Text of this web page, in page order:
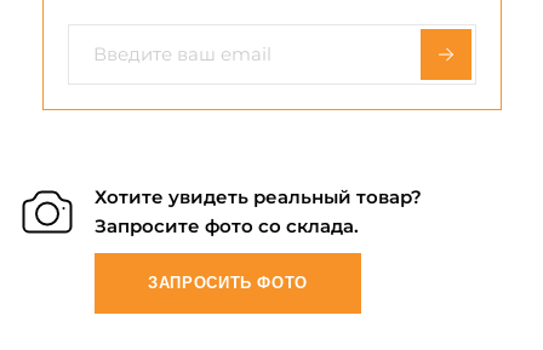
Хотите увидеть реальный товар?
Запросите фото со склада.
ЗАПРОСИТЬ ФОТО